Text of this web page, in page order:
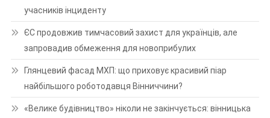
учасників інциденту
ЄС продовжив тимчасовий захист для українців, але
запровадив обмеження для новоприбулих
Глянцевий фасад МХП: що приховує красивий піар
найбільшого роботодавця Вінниччини?
«Велике будівництво» ніколи не закінчується: вінницька